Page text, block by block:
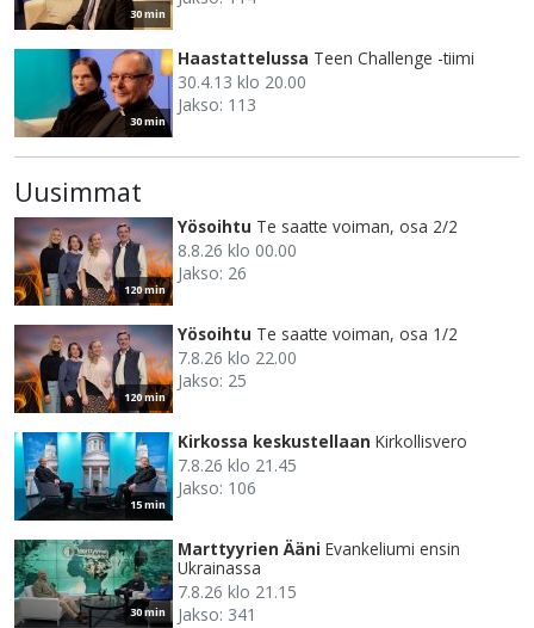
30 min
30 min
Haastattelussa Teen Challenge -tiimi
30.4.13 klo 20.00
Jakso: 113
Uusimmat
120 min
Yösoihtu Te saatte voiman, osa 2/2
8.8.26 klo 00.00
Jakso: 26
120 min
Yösoihtu Te saatte voiman, osa 1/2
7.8.26 klo 22.00
Jakso: 25
15 min
Kirkossa keskustellaan Kirkollisvero
7.8.26 klo 21.45
Jakso: 106
30 min
Marttyyrien Ääni Evankeliumi ensin
Ukrainassa
7.8.26 klo 21.15
Jakso: 341